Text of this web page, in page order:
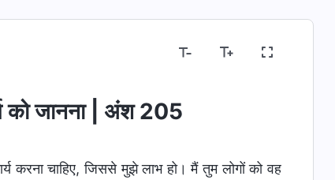
को जानना | अंश 205
करना चाहिए, जिससे मुझे लाभ हो। मैं तुम लोगों को वह